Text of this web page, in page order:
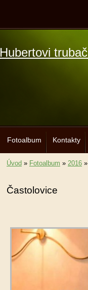
Hubertovi
Fotoalbum Kontakty
Úvod » Fotoalbum » 2016 »
Častolovice